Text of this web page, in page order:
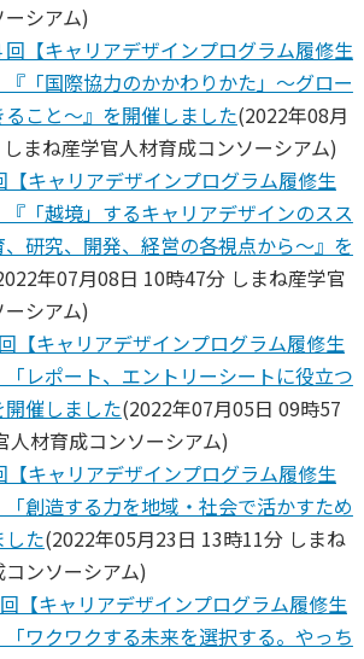
シアム)
【キャリアデザインプログラム履修生
「国際協力のかかわりかた」～グロー
こと～』を開催しました(2022年08月
しまね産学官人材育成コンソーシアム)
キャリアデザインプログラム履修生
「越境」するキャリアデザインのスス
、研究、開発、経営の各視点から～』を
年07月08日 10時47分 しまね産学官
シアム)
【キャリアデザインプログラム履修生
レポート、エントリーシートに役立つ
催しました(2022年07月05日 09時57
人材育成コンソーシアム)
キャリアデザインプログラム履修生
創造する力を地域・社会で活かすため
した(2022年05月23日 13時11分 しまね
ンソーシアム)
【キャリアデザインプログラム履修生
ワクワクする未来を選択する。やっち